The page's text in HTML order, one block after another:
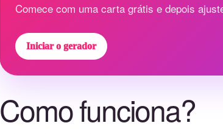
Comece com uma carta grátis e depois
Iniciar o gerador
Como funciona?